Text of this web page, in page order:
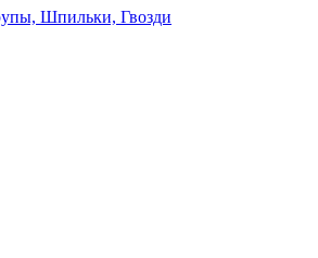
Шпильки, Гвозди